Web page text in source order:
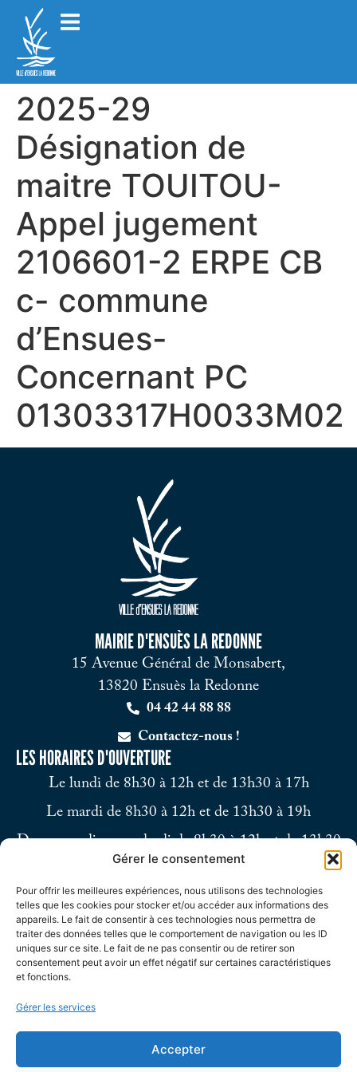
Gérer le consentement
Pour offrir les meilleures expériences, nous utilisons des technologies
telles que les cookies pour stocker et/ou accéder aux informations des
appareils. Le fait de consentir à ces technologies nous permettra de
traiter des données telles que le comportement de navigation ou les ID
uniques sur ce site. Le fait de ne pas consentir ou de retirer son
consentement peut avoir un effet négatif sur certaines caractéristiques
et fonctions.
Gérer les services
Accepter
2025-29
Désignation de
maitre TOUITOU-
Appel jugement
2106601-2 ERPE CB
c- commune
d’Ensues-
Concernant PC
01303317H0033M02
MAIRIE D'ENSUÈS LA REDONNE
15 Avenue Général de Monsabert,
13820 Ensuès la Redonne
04 42 44 88 88
Contactez-nous !
LES HORAIRES D'OUVERTURE
Le lundi de 8h30 à 12h et de 13h30 à 17h
Le mardi de 8h30 à 12h et de 13h30 à 19h
Du mercredi au vendredi de 8h30 à 12h et de 13h30
Le samedi de 9h à 12h